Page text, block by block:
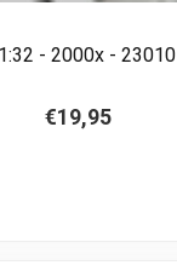
- 2000x - 23010
€19,95